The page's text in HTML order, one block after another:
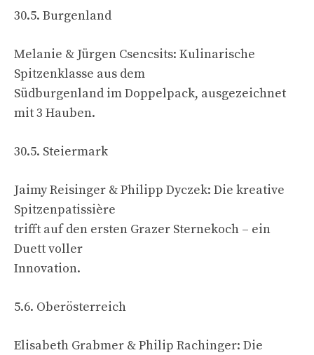
30.5. Burgenland
Melanie & Jürgen Csencsits: Kulinarische
Spitzenklasse aus dem
Südburgenland im Doppelpack, ausgezeichnet
mit 3 Hauben.
30.5. Steiermark
Jaimy Reisinger & Philipp Dyczek: Die kreative
Spitzenpatissière
trifft auf den ersten Grazer Sternekoch – ein
Duett voller
Innovation.
5.6. Oberösterreich
Elisabeth Grabmer & Philip Rachinger: Die